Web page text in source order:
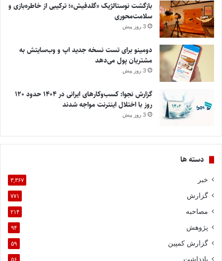
بازگشت نوستالژیک «گلدفیش»؛ ترکیبی از خاطره‌بازی و
سلامت‌محوری
3 روز پیش
دومینو برای تست نسخه جدید اپ و وب‌سایتش به
مشتریان پول می‌دهد
3 روز پیش
گزارش نجوا: کسب‌وکارهای ایرانی در ۱۴۰۴ حدود ۱۲۰
روز با اختلال اینترنت مواجه شدند
3 روز پیش
دسته ها
خبر ۳,۳۶۷
گزارش ۷۷۱
مصاحبه ۲۱۴
پژوهش ۹۴
گزارش کمپین ۵۹
یادداشت